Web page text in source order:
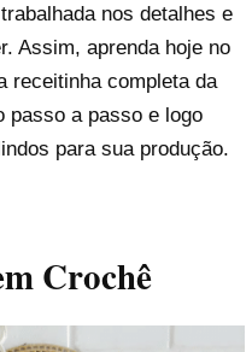
nos detalhes e
Assim, aprenda hoje no
receitinha completa da
passo a passo e logo
para sua produção.
Crochê